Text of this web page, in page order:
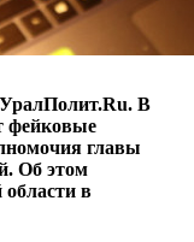
В
фейковые
главы
Об этом
области в